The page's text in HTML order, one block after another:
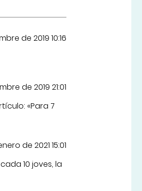
de 2019 10:16
de 2019 21:01
«Para 7
de 2021 15:01
10 joves, la